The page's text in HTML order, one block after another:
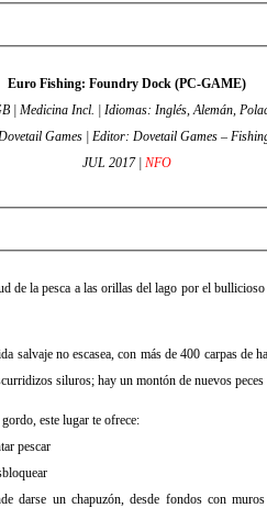
Euro Fishing: Foundry Dock (PC-GAME)
| Medicina Incl. | Idiomas: Inglés, Alemán,
| Fecha de lanzamiento: 20
JUL 2017 | NFO
de la pesca a las orillas del lago por el bullicioso
salvaje no escasea, con más de 400 carpas de
siluros; hay un montón de nuevos peces
este lugar te ofrece:
pescar
darse un chapuzón, desde fondos con